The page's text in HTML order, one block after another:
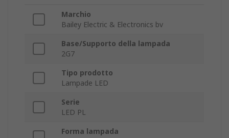
Marchio
Bailey Electric & Electronics bv
Base/Supporto della lampada
2G7
Tipo prodotto
Lampade LED
Serie
LED PL
Forma lampada